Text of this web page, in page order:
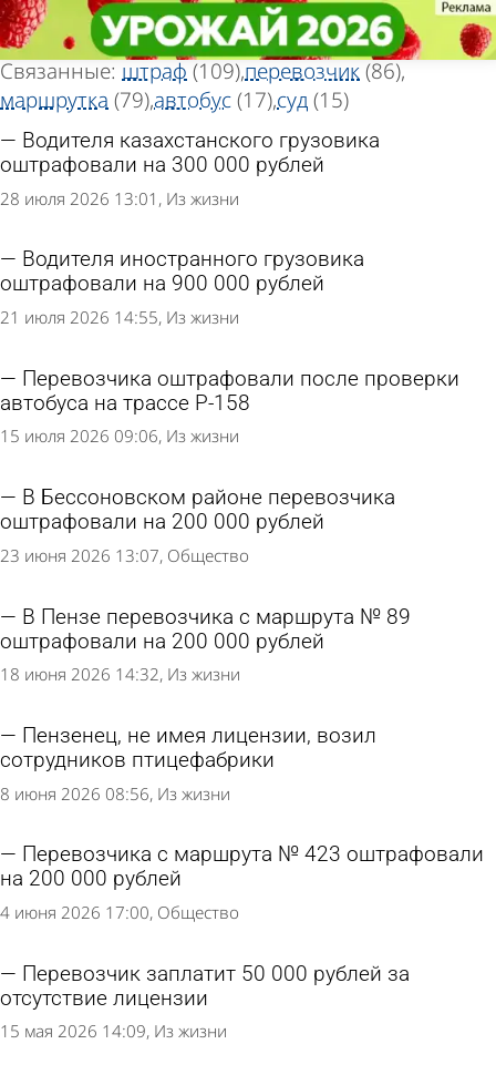
«Ространснадзор»
Тег новостей
Всего найдено 201 новость
Связанные: штраф (109)перевозчик(86)
маршрутка (79)автобус(17)суд(15)
Водителя казахстанского грузовика
оштрафовали на 300 000 рублей
28 июля 2026 13:01 Из жизни
Водителя иностранного грузовика
оштрафовали на 900 000 рублей
21 июля 2026 14:55 Из жизни
Перевозчика оштрафовали после проверки
автобуса на трассе Р-158
15 июля 2026 09:06 Из жизни
В Бессоновском районе перевозчика
оштрафовали на 200 000 рублей
23 июня 2026 13:07 Общество
В Пензе перевозчика с маршрута № 89
оштрафовали на 200 000 рублей
18 июня 2026 14:32 Из жизни
Пензенец, не имея лицензии, возил
сотрудников птицефабрики
8 июня 2026 08:56 Из жизни
Перевозчика с маршрута № 423 оштрафовали
на 200 000 рублей
4 июня 2026 17:00 Общество
Перевозчик заплатит 50 000 рублей за
отсутствие лицензии
15 мая 2026 14:09 Из жизни
«Ространснадзор»
Тег новостей